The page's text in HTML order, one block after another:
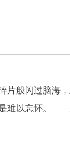
般闪过脑海，
难以忘怀。